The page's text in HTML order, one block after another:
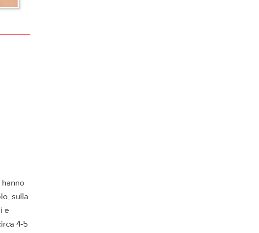
sulla
e
4-5